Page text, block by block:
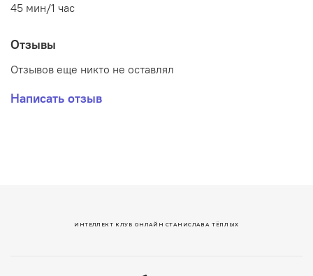
45 мин/1 час
Отзывы
Отзывов еще никто не оставлял
Написать отзыв
ИНТЕЛЛЕКТ КЛУБ ОНЛАЙН СТАНИСЛАВА ТЁПЛЫХ